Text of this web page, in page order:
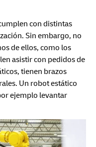
con distintas
Sin embargo, no
de ellos, como los
asistir con pedidos de
tienen brazos
Un robot estático
ejemplo levantar